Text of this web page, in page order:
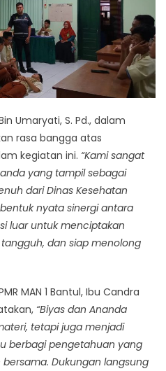
Umaryati, S. Pd., dalam
rasa bangga atas
kegiatan ini. “Kami sangat
yang tampil sebagai
dari Dinas Kesehatan
nyata sinergi antara
luar untuk menciptakan
dan siap menolong
MAN 1 Bantul, Ibu Candra
“Biyas dan Ananda
tetapi juga menjadi
berbagi pengetahuan yang
Dukungan langsung